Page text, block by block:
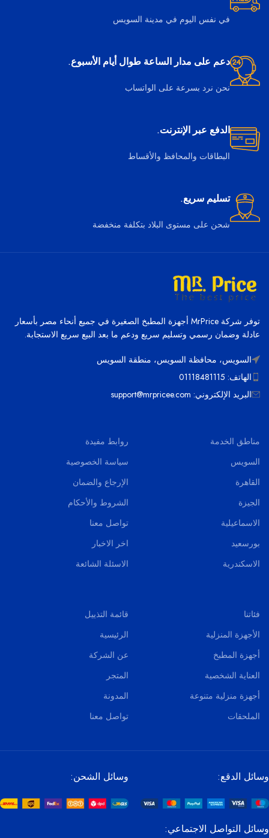
في نفس اليوم في مدينة السويس
دعم على مدار الساعة طوال أيام الأسبوع.
نحن نرد بسرعة على الواتساب
الدفع عبر الإنترنت.
البطاقات والمحافظ والأقساط
تسليم سريع.
شحن على مستوى البلاد بتكلفة منخفضة
توفر شركة MrPrice أجهزة المطبخ الصغيرة في جميع أنحاء مصر بأسعار
عادلة وضمان رسمي وتسليم سريع ودعم ما بعد البيع سريع الاستجابة.
السويس، محافظة السويس، منطقة السويس
الهاتف: 01118481115
البريد الإلكتروني: support@mrpricee.com
مناطق الخدمة
السويس
القاهرة
الجيزة
الاسماعيلية
بورسعيد
الاسكندرية
روابط مفيدة
سياسة الخصوصية
الإرجاع والضمان
الشروط والأحكام
تواصل معنا
اخر الاخبار
الاسئلة الشائعة
فئاتنا
الأجهزة المنزلية
أجهزة المطبخ
العناية الشخصية
أجهزة منزلية متنوعة
الملحقات
قائمة التذييل
الرئيسية
عن الشركة
المتجر
المدونة
تواصل معنا
وسائل الدقع: وسائل الشحن:
وسائل التواصل الاجتماعي: